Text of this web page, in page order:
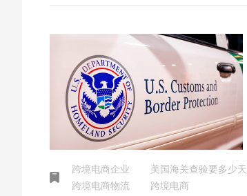
跨境电商企业 美国海关查验要多少天
跨境电商物流
跨境电商